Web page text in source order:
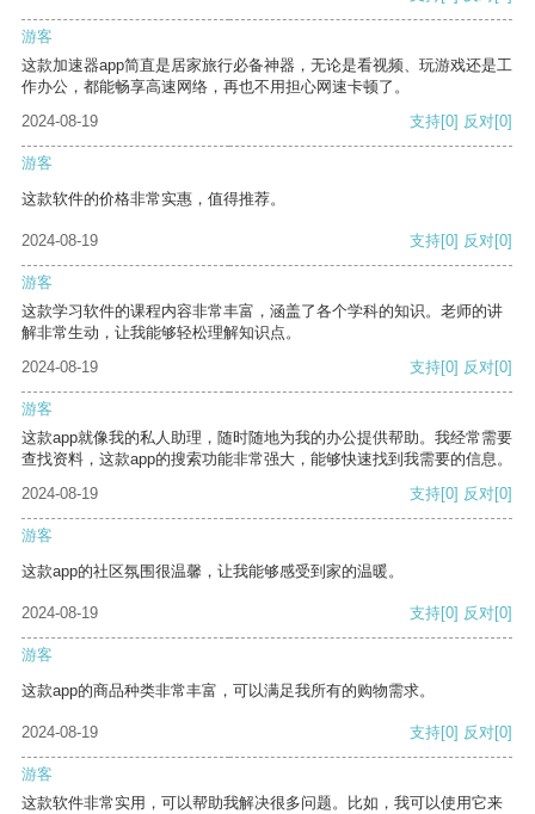
游客
这款加速器app简直是居家旅行必备神器，无论是看视频、玩游戏还是工
作办公，都能畅享高速网络，再也不用担心网速卡顿了。
2024-08-19
支持[0] 反对[0]
游客
这款软件的价格非常实惠，值得推荐。
2024-08-19 支持[0] 反对[0]
游客
这款学习软件的课程内容非常丰富，涵盖了各个学科的知识。老师的讲
解非常生动，让我能够轻松理解知识点。
2024-08-19
支持[0] 反对[0]
游客
这款app就像我的私人助理，随时随地为我的办公提供帮助。我经常需要
查找资料，这款app的搜索功能非常强大，能够快速找到我需要的信息。
2024-08-19
支持[0] 反对[0]
游客
这款app的社区氛围很温馨，让我能够感受到家的温暖。
2024-08-19 支持[0] 反对[0]
游客
这款app的商品种类非常丰富，可以满足我所有的购物需求。
2024-08-19 支持[0] 反对[0]
游客
这款软件非常实用，可以帮助我解决很多问题。比如，我可以使用它来